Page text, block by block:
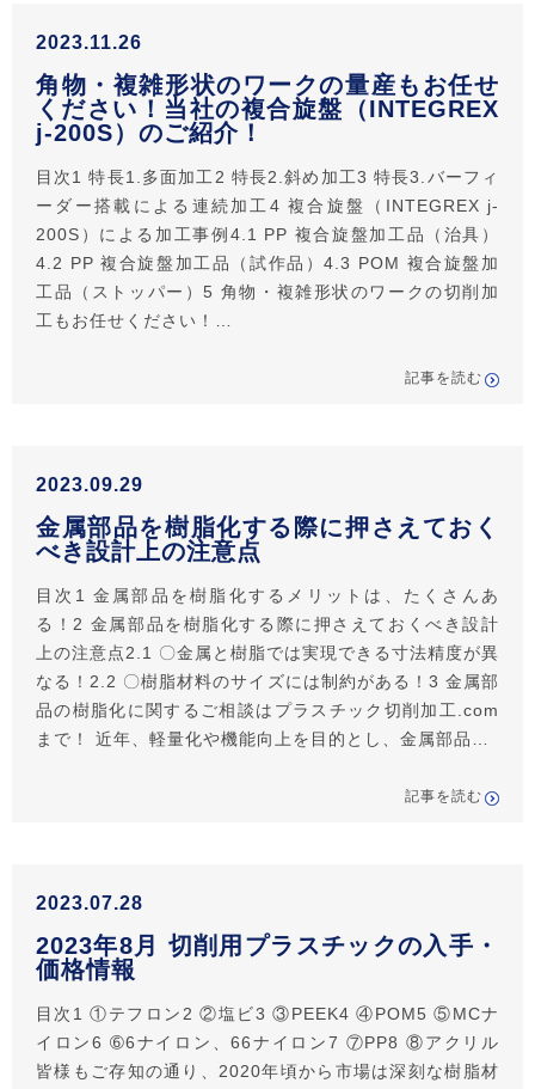
2023.11.26
角物・複雑形状のワークの量産もお任せ
ください！当社の複合旋盤（INTEGREX
j-200S）のご紹介！
目次1 特長1.多面加工2 特長2.斜め加工3 特長3.バーフィ
ーダー搭載による連続加工4 複合旋盤（INTEGREX j-
200S）による加工事例4.1 PP 複合旋盤加工品（治具）
4.2 PP 複合旋盤加工品（試作品）4.3 POM 複合旋盤加
工品（ストッパー）5 角物・複雑形状のワークの切削加
工もお任せください！…
記事を読む
2023.09.29
金属部品を樹脂化する際に押さえておく
べき設計上の注意点
目次1 金属部品を樹脂化するメリットは、たくさんあ
る！2 金属部品を樹脂化する際に押さえておくべき設計
上の注意点2.1 〇金属と樹脂では実現できる寸法精度が異
なる！2.2 〇樹脂材料のサイズには制約がある！3 金属部
品の樹脂化に関するご相談はプラスチック切削加工.com
まで！ 近年、軽量化や機能向上を目的とし、金属部品…
記事を読む
2023.07.28
2023年8月 切削用プラスチックの入手・
価格情報
目次1 ①テフロン2 ②塩ビ3 ③PEEK4 ④POM5 ⑤MCナ
イロン6 ➅6ナイロン、66ナイロン7 ⑦PP8 ⑧アクリル
皆様もご存知の通り、2020年頃から市場は深刻な樹脂材